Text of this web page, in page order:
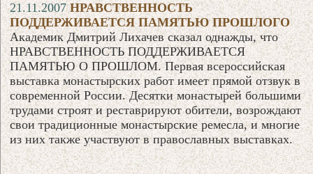
21.11.2007НРАВСТВЕННОСТЬ
ПОДДЕРЖИВАЕТСЯ ПАМЯТЬЮ ПРОШЛОГО
Академик Дмитрий Лихачев сказал однажды, что
НРАВСТВЕННОСТЬ ПОДДЕРЖИВАЕТСЯ
ПАМЯТЬЮ О ПРОШЛОМ. Первая всероссийская
выставка монастырских работ имеет прямой отзвук в
современной России. Десятки монастырей большими
трудами строят и реставрируют обители, возрождают
свои традиционные монастырские ремесла, и многие
из них также участвуют в православных выставках.